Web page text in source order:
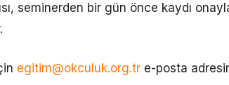
seminerden bir gün önce kaydı
egitim@okculuk.org.tr e-posta